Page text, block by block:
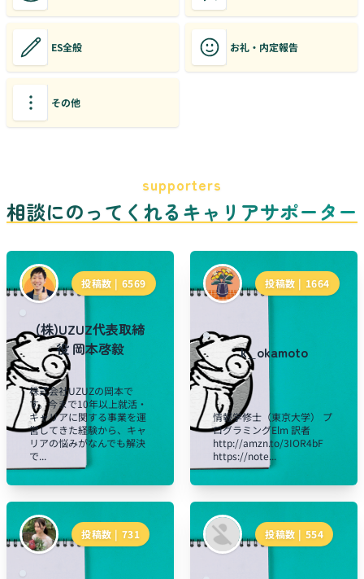
ES全般 お礼・内定報告
その他
supporters
相談にのってくれるキャリアサポーター
投稿数 | 6569
(株)UZUZ代表取締
役 岡本啓毅
株式会社UZUZの岡本で
す。今まで10年以上就活・
キャリアに関する事業を運
営してきた経験から、キャ
リアの悩みがなんでも解決
で...
投稿数 | 1664
k_okamoto
情報学修士（東京大学） プ
ログラミングElm 訳者
http://amzn.to/3IOR4bF
https://note...
投稿数 | 731 投稿数 | 554